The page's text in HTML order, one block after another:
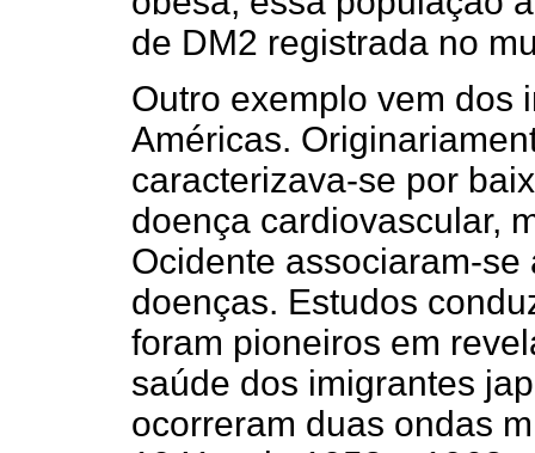
de DM2 registrada no
Outro exemplo vem dos
Américas.
caracterizava-se por
doença cardiovascular,
Ocidente associaram-
doenças. Estudos
foram pioneiros em
saúde dos imigrantes
ocorreram duas ondas